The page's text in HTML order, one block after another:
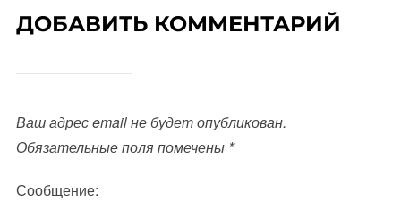
ДОБАВИТЬ КОММЕНТАРИЙ
Ваш адрес email не будет опубликован.
Обязательные поля помечены *
Сообщение: